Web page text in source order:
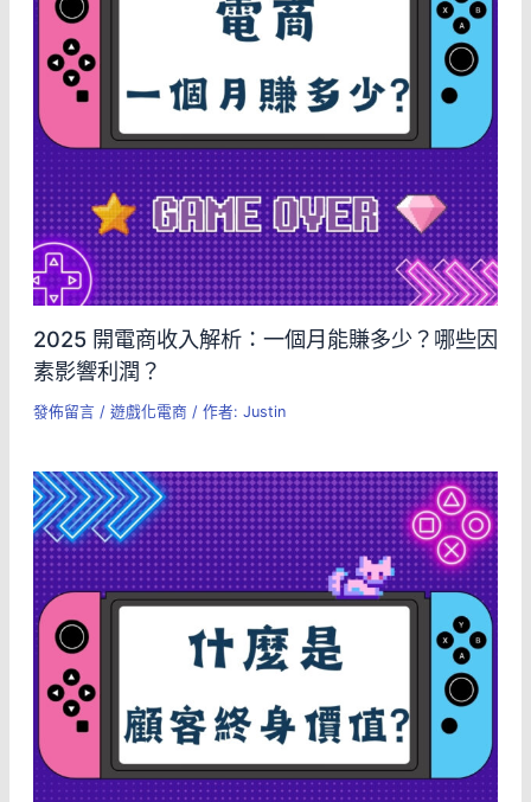
2025 開電商收入解析：一個月能賺多少？哪些因
素影響利潤？
發佈留言 / 遊戲化電商 / 作者: Justin